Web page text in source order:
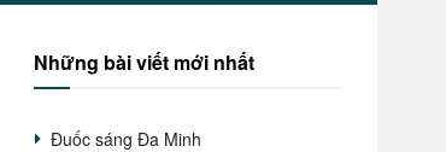
Những bài viết mới nhất
Đuốc sáng Đa Minh